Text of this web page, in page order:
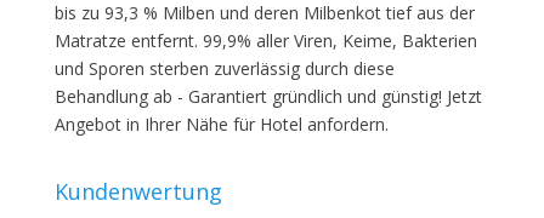
bis zu 93,3 % Milben und deren Milbenkot tief aus der
Matratze entfernt. 99,9% aller Viren, Keime, Bakterien
und Sporen sterben zuverlässig durch diese
Behandlung ab - Garantiert gründlich und günstig! Jetzt
Angebot in Ihrer Nähe für Hotel anfordern.
Kundenwertung